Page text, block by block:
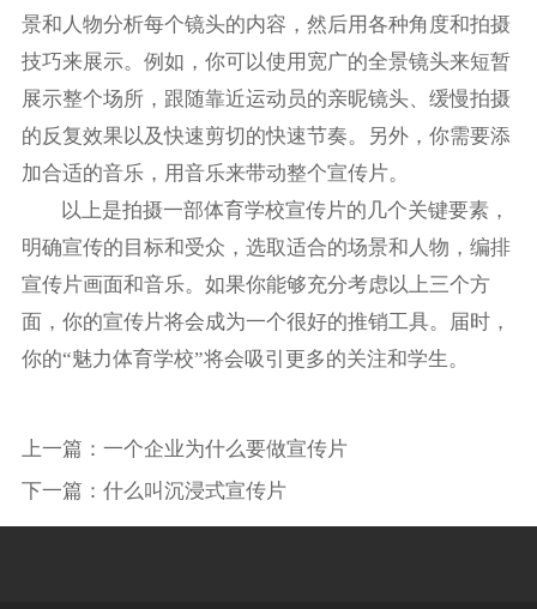
景和人物分析每个镜头的内容，然后用各种角度和拍摄
技巧来展示。例如，你可以使用宽广的全景镜头来短暂
展示整个场所，跟随靠近运动员的亲昵镜头、缓慢拍摄
的反复效果以及快速剪切的快速节奏。另外，你需要添
加合适的音乐，用音乐来带动整个宣传片。
以上是拍摄一部体育学校宣传片的几个关键要素，
明确宣传的目标和受众，选取适合的场景和人物，编排
宣传片画面和音乐。如果你能够充分考虑以上三个方
面，你的宣传片将会成为一个很好的推销工具。届时，
你的“魅力体育学校”将会吸引更多的关注和学生。
上一篇： 一个企业为什么要做宣传片
下一篇： 什么叫沉浸式宣传片